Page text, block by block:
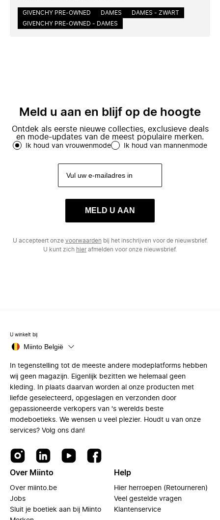
GIVENCHY PRE-OWNED DAMES
DAMES - ZWART
GIVENCHY PRE-OWNED - DAMES
Meld u aan en blijf op de hoogte
Ontdek als eerste nieuwe collecties, exclusieve deals
en mode-updates van de meest populaire merken.
Ik houd van vrouwenmode Ik houd van mannenmode
MELD U AAN
U accepteert onze voorwaarden bij het inschrijven voor de nieuwsbrief.
U kunt zich hierafmelden voor onze nieuwsbrief.
U winkelt bij
Miinto België
In tegenstelling tot de meeste andere modeplatforms hebben
wij geen magazijn. Eigenlijk bezitten we helemaal geen
kleding. In plaats daarvan worden al onze producten met
liefde geselecteerd, opgeslagen en verzonden door
gepassioneerde verkopers van 's werelds beste
modeboetieks. We wensen u veel plezier. Houdt u van onze
services? Volg ons dan!
Over Miinto
Over miinto.be
Jobs
Sluit je boetiek aan bij Miinto
Help
Hier herroepen (Retourneren)
Veel gestelde vragen
Klantenservice